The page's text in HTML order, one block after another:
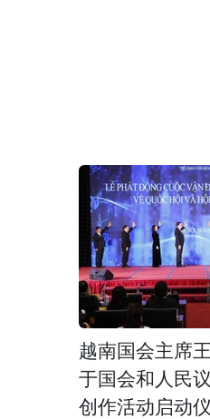
越南国会主席
于国会和人民
创作活动启动